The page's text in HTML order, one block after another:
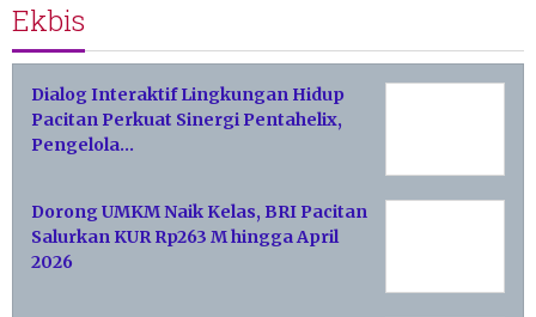
Ekbis
Dialog Interaktif Lingkungan Hidup
Pacitan Perkuat Sinergi Pentahelix,
Pengelola…
Dorong UMKM Naik Kelas, BRI Pacitan
Salurkan KUR Rp263 M hingga April
2026